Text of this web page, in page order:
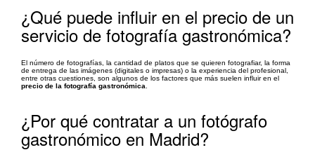
¿Qué puede influir en el precio de un
servicio de fotografía gastronómica?
El número de fotografías, la cantidad de platos que se quieren fotografiar, la forma
de entrega de las imágenes (digitales o impresas) o la experiencia del profesional,
entre otras cuestiones, son algunos de los factores que más suelen influir en el
precio de la fotografía gastronómica
¿Por qué contratar a un fotógrafo
gastronómico en Madrid?